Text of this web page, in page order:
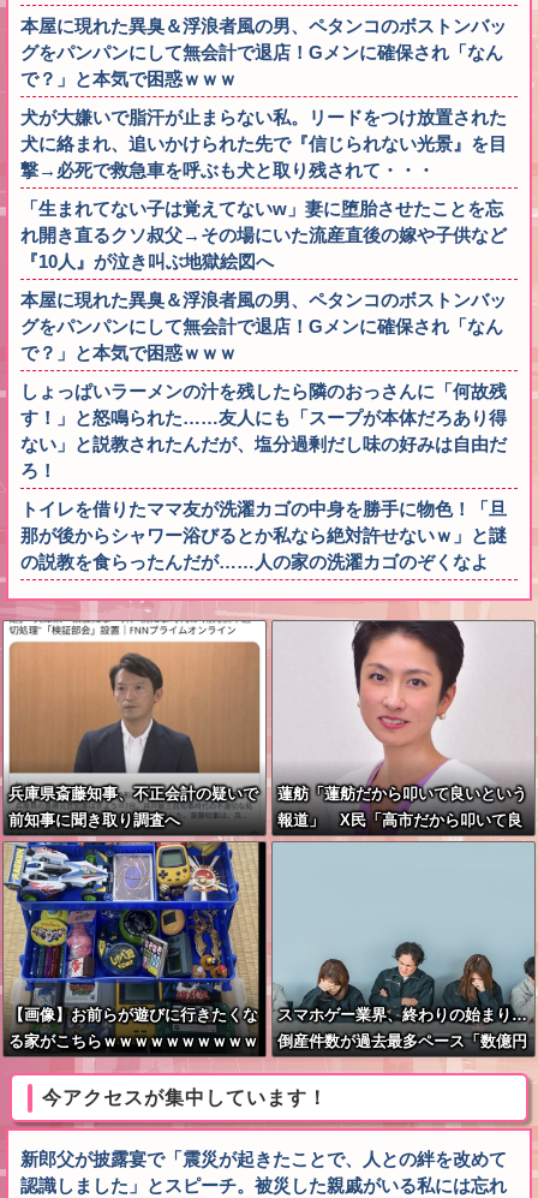
本屋に現れた異臭＆浮浪者風の男、ペタンコのボストンバッ
グをパンパンにして無会計で退店！Gメンに確保され「なん
で？」と本気で困惑ｗｗｗ
犬が大嫌いで脂汗が止まらない私。リードをつけ放置された
犬に絡まれ、追いかけられた先で『信じられない光景』を目
撃→必死で救急車を呼ぶも犬と取り残されて・・・
「生まれてない子は覚えてないw」妻に堕胎させたことを忘
れ開き直るクソ叔父→その場にいた流産直後の嫁や子供など
『10人』が泣き叫ぶ地獄絵図へ
本屋に現れた異臭＆浮浪者風の男、ペタンコのボストンバッ
グをパンパンにして無会計で退店！Gメンに確保され「なん
で？」と本気で困惑ｗｗｗ
しょっぱいラーメンの汁を残したら隣のおっさんに「何故残
す！」と怒鳴られた……友人にも「スープが本体だろあり得
ない」と説教されたんだが、塩分過剰だし味の好みは自由だ
ろ！
トイレを借りたママ友が洗濯カゴの中身を勝手に物色！「旦
那が後からシャワー浴びるとか私なら絶対許せないｗ」と謎
の説教を食らったんだが……人の家の洗濯カゴのぞくなよ
兵庫県斎藤知事、不正会計の疑いで
前知事に聞き取り調査へ
蓮舫「蓮舫だから叩いて良いという
報道」 X民「高市だから叩いて良
いをやってるのがお前だろ」
【画像】お前らが遊びに行きたくな
る家がこちらｗｗｗｗｗｗｗｗｗｗ
ｗｗｗｗｗｗｗｗｗｗｗｗｗｗｗｗ
ｗｗｗｗｗｗ
スマホゲー業界、終わりの始まり…
倒産件数が過去最多ペース「数億円
かけても爆ﾀﾋ」
今アクセスが集中しています！
新郎父が披露宴で「震災が起きたことで、人との絆を改めて
認識しました」とスピーチ。被災した親戚がいる私には忘れ